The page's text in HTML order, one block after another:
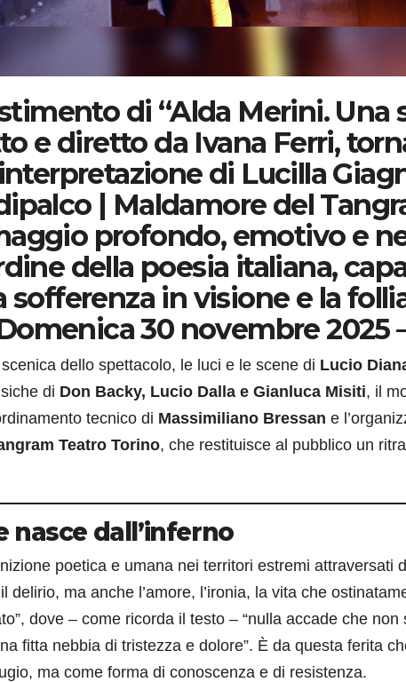
di “Alda Merini. Una
e diretto da Ivana Ferri,
di Lucilla
| Maldamore del
profondo, emotivo e
della poesia italiana,
sofferenza in visione e la
30 novembre 2025
dello spettacolo, le luci e le scene di Lucio
di Don Backy, Lucio Dalla e Gianluca Misiti, il
tecnico di Massimiliano Bressan e
Teatro Torino, che restituisce al pubblico un
nasce dall’inferno
poetica e umana nei territori estremi attraversati
delirio, ma anche l’amore, l’ironia, la vita che
dove – come ricorda il testo – “nulla accade che
fitta nebbia di tristezza e dolore”. È da questa ferita
ma come forma di conoscenza e di resistenza.